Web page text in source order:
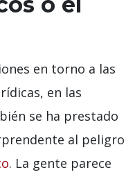
en torno a las
en las
se ha prestado
al peligro
. La gente parece